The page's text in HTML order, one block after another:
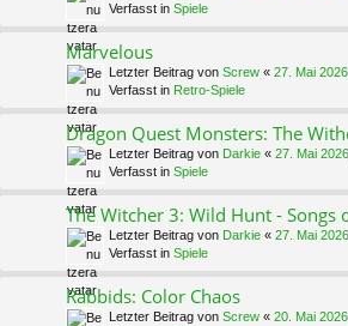
Verfasst in Spiele
Marvelous
Letzter Beitrag von Screw « 27. Mai
Verfasst in Retro-Spiele
Dragon Quest Monsters: The
Letzter Beitrag von Darkie « 27. Mai
Verfasst in Spiele
The Witcher 3: Wild Hunt - Songs
Letzter Beitrag von Darkie « 27. Mai
Verfasst in Spiele
Rabbids: Color Chaos
Letzter Beitrag von Screw « 20. Mai